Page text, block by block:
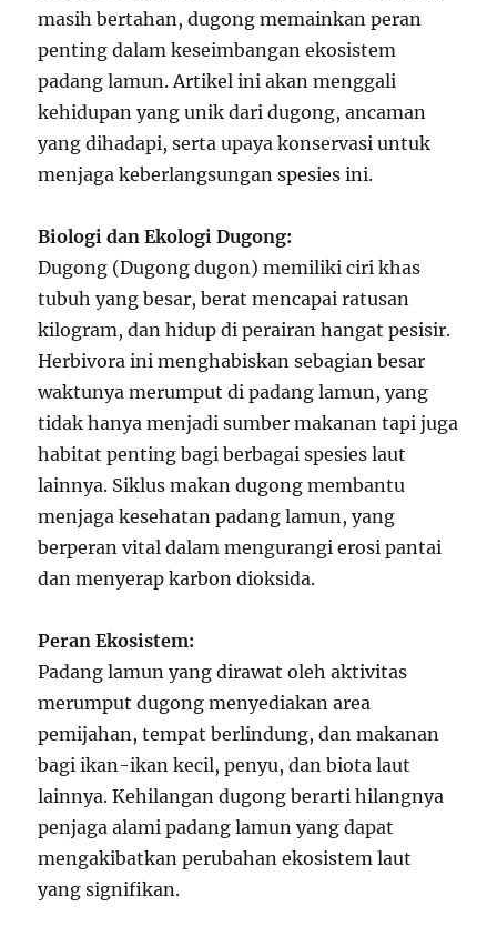
masih bertahan, dugong memainkan peran
penting dalam keseimbangan ekosistem
padang lamun. Artikel ini akan menggali
kehidupan yang unik dari dugong, ancaman
yang dihadapi, serta upaya konservasi untuk
menjaga keberlangsungan spesies ini.
Biologi dan Ekologi Dugong:
Dugong (Dugong dugon) memiliki ciri khas
tubuh yang besar, berat mencapai ratusan
kilogram, dan hidup di perairan hangat pesisir.
Herbivora ini menghabiskan sebagian besar
waktunya merumput di padang lamun, yang
tidak hanya menjadi sumber makanan tapi juga
habitat penting bagi berbagai spesies laut
lainnya. Siklus makan dugong membantu
menjaga kesehatan padang lamun, yang
berperan vital dalam mengurangi erosi pantai
dan menyerap karbon dioksida.
Peran Ekosistem:
Padang lamun yang dirawat oleh aktivitas
merumput dugong menyediakan area
pemijahan, tempat berlindung, dan makanan
bagi ikan-ikan kecil, penyu, dan biota laut
lainnya. Kehilangan dugong berarti hilangnya
penjaga alami padang lamun yang dapat
mengakibatkan perubahan ekosistem laut
yang signifikan.